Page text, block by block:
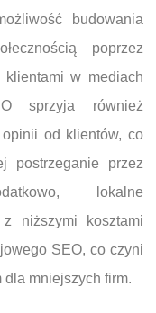
budowania
poprzez
w mediach
sprzyja również
od klientów, co
postrzeganie przez
lokalne
niższymi kosztami
SEO, co czyni
dla mniejszych firm.